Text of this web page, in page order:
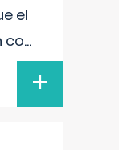
el
co...
+